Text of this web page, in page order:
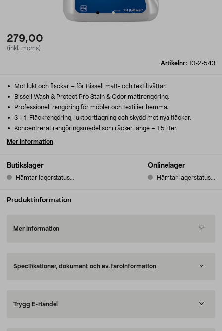
279,00
(inkl. moms)
Artikelnr: 10-2-543
Butikslager
Hämtar lagerstatus...
Onlinelager
Hämtar lagerstatus...
Mot lukt och fläckar – för Bissell matt- och textiltvättar.
Bissell Wash & Protect Pro Stain & Odor mattrengöring.
Professionell rengöring för möbler och textilier hemma.
3-i-1: Fläckrengöring, luktborttagning och skydd mot nya fläckar.
Koncentrerat rengöringsmedel som räcker länge – 1,5 liter.
Mer information
Produktinformation
Mer information
Specifikationer, dokument och ev. faroinformation
Trygg E-Handel